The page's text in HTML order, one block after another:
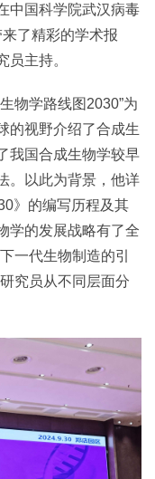
中国科学院武汉病毒
了精彩的学术报
员主持。
物学路线图2030”为
的视野介绍了合成生
我国合成生物学较早
。以此为背景，他详
》的编写历程及其
学的发展战略有了全
一代生物制造的引
究员从不同层面分